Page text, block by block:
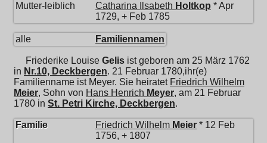
Mutter-leiblich
Catharina Ilsabeth Holtkop * Apr
1729, + Feb 1785
alle Familiennamen
Friederike Louise Gelis ist geboren am 25 März 1762
in Nr.10, Deckbergen. 21 Februar 1780,ihr(e)
Familienname ist Meyer. Sie heiratet Friedrich Wilhelm
Meier, Sohn von Hans Henrich Meyer, am 21 Februar
1780 in St. Petri Kirche, Deckbergen.
Familie Friedrich Wilhelm Meier * 12 Feb
1756, + 1807